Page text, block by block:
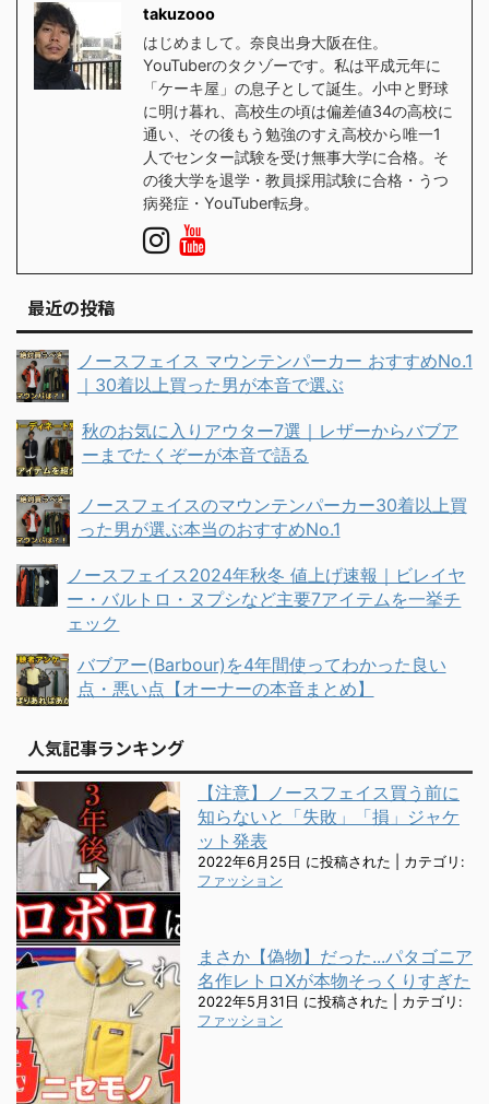
takuzooo
はじめまして。奈良出身大阪在住。
YouTuberのタクゾーです。私は平成元年に
「ケーキ屋」の息子として誕生。小中と野球
に明け暮れ、高校生の頃は偏差値34の高校に
通い、その後もう勉強のすえ高校から唯一1
人でセンター試験を受け無事大学に合格。そ
の後大学を退学・教員採用試験に合格・うつ
病発症・YouTuber転身。
最近の投稿
ノースフェイス マウンテンパーカー おすすめNo.1
｜30着以上買った男が本音で選ぶ
秋のお気に入りアウター7選｜レザーからバブア
ーまでたくぞーが本音で語る
ノースフェイスのマウンテンパーカー30着以上買
った男が選ぶ本当のおすすめNo.1
ノースフェイス2024年秋冬 値上げ速報｜ビレイヤ
ー・バルトロ・ヌプシなど主要7アイテムを一挙チ
ェック
バブアー(Barbour)を4年間使ってわかった良い
点・悪い点【オーナーの本音まとめ】
人気記事ランキング
【注意】ノースフェイス買う前に
知らないと「失敗」「損」ジャケ
ット発表
2022年6月25日 に投稿された
カテゴリ:
ファッション
まさか【偽物】だった...パタゴニア
名作レトロXが本物そっくりすぎた
2022年5月31日 に投稿された
カテゴリ:
ファッション